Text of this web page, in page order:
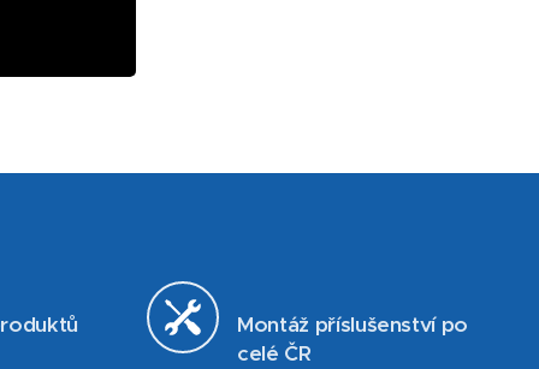
Montáž příslušenství po
celé ČR